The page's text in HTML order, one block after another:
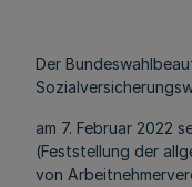
Der
am 7. Februar 2022
(Feststellung der
von